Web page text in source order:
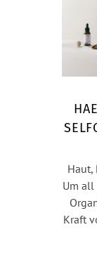
Haut,
Um all
Kraft